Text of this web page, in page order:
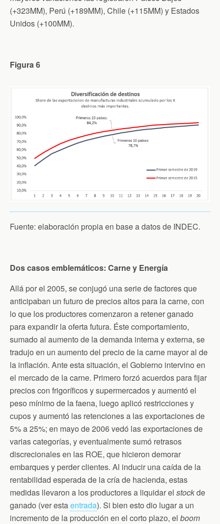
(+323MM), Perú (+189MM), Chile (+115MM) y Estados
Unidos (+100MM).
Figura 6
Fuente: elaboración propia en base a datos de INDEC.
Dos casos emblemáticos: Carne y Energía
Allá por el 2005, se conjugó una serie de factores que
anticipaban un futuro de precios altos para la carne, con
lo que los productores comenzaron a retener ganado
para expandir la oferta futura. Éste comportamiento,
sumado al aumento de la demanda interna y externa, se
tradujo en un aumento del precio de la carne mayor al de
la inflación. Ante esta situación, el Gobierno intervino en
el mercado de la carne. Primero forzó acuerdos para fijar
precios con frigoríficos y supermercados y aumentó el
peso mínimo de la faena, luego aplicó restricciones y
cupos y aumentó las retenciones a las exportaciones de
5% a 25%; en mayo de 2006 vedó las exportaciones de
varias categorías, y eventualmente sumó retrasos
discrecionales en las ROE, que hicieron demorar
embarques y perder clientes. Al inducir una caída de la
rentabilidad esperada de la cría de hacienda, estas
medidas llevaron a los productores a liquidar el stockde
ganado (ver estaentrada). Si bien esto dio lugar a un
incremento de la producción en el corto plazo, el boom